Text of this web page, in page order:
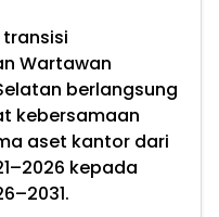
Wartawan
berlangsung
kebersamaan
aset kantor dari
kepada